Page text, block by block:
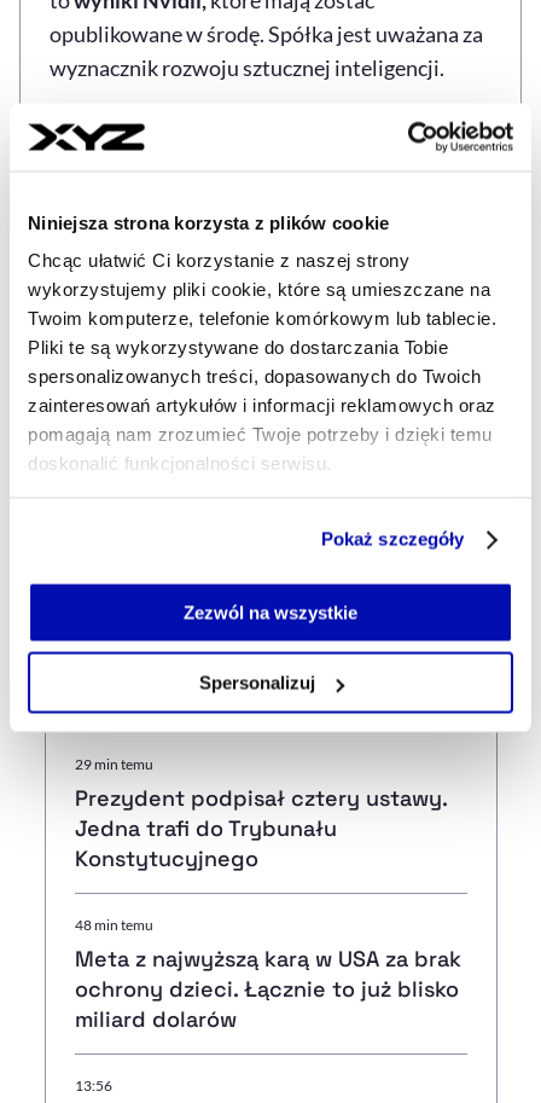
Niniejsza strona korzysta z plików cookie
Chcąc ułatwić Ci korzystanie z naszej strony
wykorzystujemy pliki cookie, które są umieszczane na
Twoim komputerze, telefonie komórkowym lub tablecie.
Pliki te są wykorzystywane do dostarczania Tobie
spersonalizowanych treści, dopasowanych do Twoich
zainteresowań artykułów i informacji reklamowych oraz
pomagają nam zrozumieć Twoje potrzeby i dzięki temu
doskonalić funkcjonalności serwisu.
Jeżeli nie wyrażasz zgody na zapisywanie plików cookie,
możesz łatwo zarządzać swoimi uprawnieniami, np. we
własnej przeglądarce internetowej lub po wybraniu opcji
Pokaż szczegóły
Zezwól na wszystkie
Spersonalizuj
opublikowane w środę. Spółka jest uważana za
wyznacznik rozwoju sztucznej inteligencji.
Źrodło: PAP, XYZ
grze o Warner Bros.
Najnowsze
29 min temu
Prezydent podpisał cztery ustawy.
Jedna trafi do Trybunału
Konstytucyjnego
48 min temu
Meta z najwyższą karą w USA za brak
ochrony dzieci. Łącznie to już blisko
miliard dolarów
13:56
Tagi GOSPODARKA USA WALL STREET ZAGRANICA
Udostępnij Kopiuj link artykułu
Udostępnij na LinkedIn
Udostępnij na Twitterze
Udostępnij na
Udostępnij
Słaby początek tygodnia na